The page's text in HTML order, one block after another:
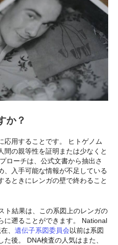
ー
か？
応用することです。 ヒトゲノム
間の親等性を証明または少なくと
ローチは、公式文書から抽出さ
、入手可能な情報が不足している
るときにレンガの壁で終わること
ト結果は、この系図上のレンガの
に遡ることができます。 National
、 遺伝子系図委員会以前は系図
後。 DNA検査の人気はまた、